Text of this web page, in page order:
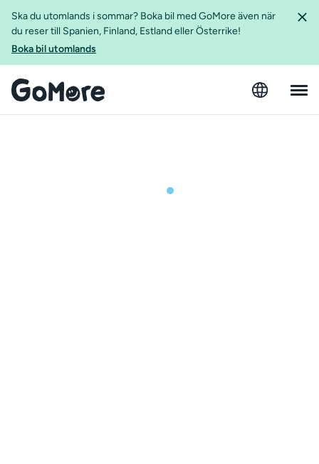
Ska du utomlands i sommar? Boka bil med GoMore även när
du reser till Spanien, Finland, Estland eller Österrike!
Boka bil utomlands